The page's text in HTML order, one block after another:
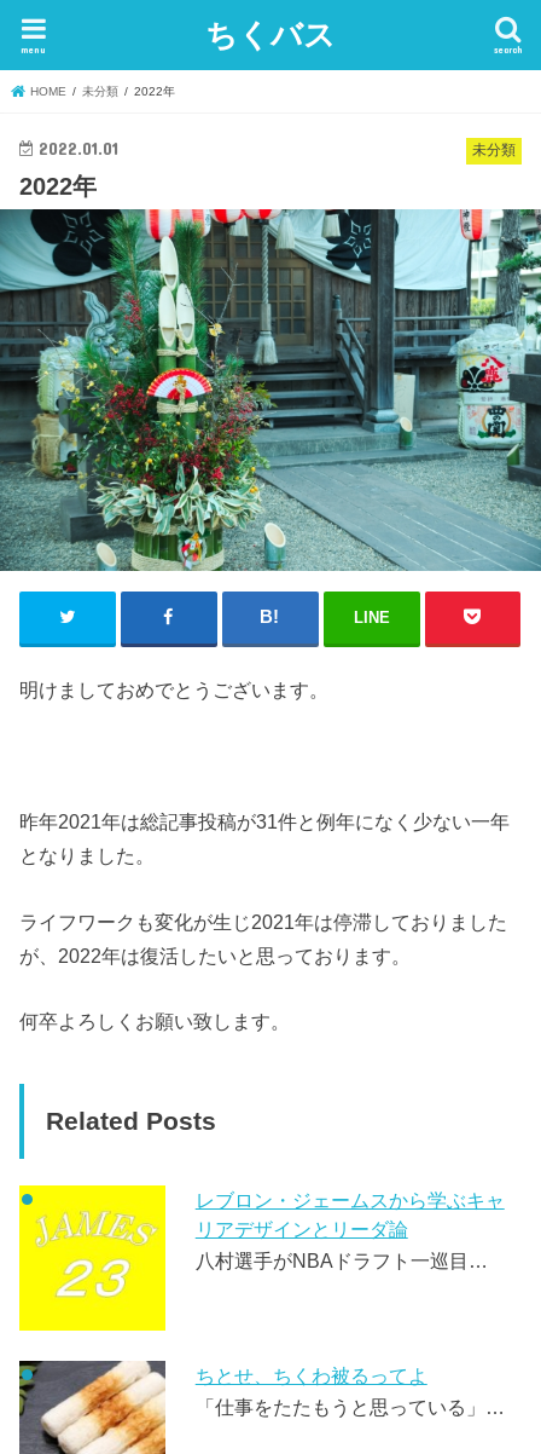
ちくバス search
menu
HOME 未分類 2022年
未分類
2022.01.01
2022年
LINE
明けましておめでとうございます。
昨年2021年は総記事投稿が31件と例年になく少ない一年
となりました。
ライフワークも変化が生じ2021年は停滞しておりました
が、2022年は復活したいと思っております。
何卒よろしくお願い致します。
Related Posts
レブロン・ジェームスから学ぶキャ
リアデザインとリーダ論
八村選手がNBAドラフト一巡目…
ちとせ、ちくわ被るってよ
「仕事をたたもうと思っている」…